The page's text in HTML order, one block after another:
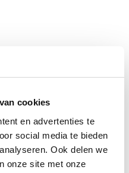
cookies
en advertenties te
social media te bieden
Ook delen we
onze site met onze
10